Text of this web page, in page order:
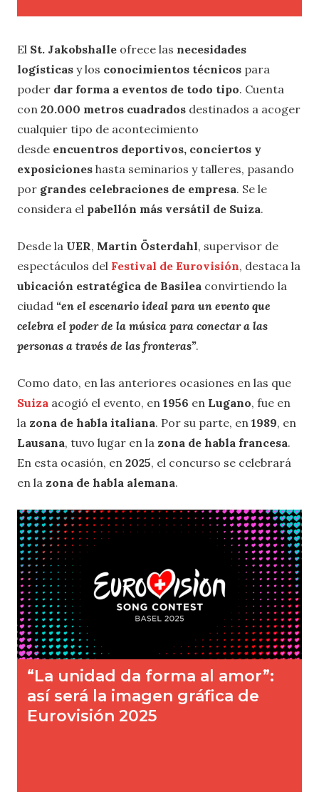
El St. Jakobshalle ofrece las necesidades
logísticas y los conocimientos técnicos para
poder dar forma a eventos de todo tipo. Cuenta
con 20.000 metros cuadrados destinados a acoger
cualquier tipo de acontecimiento
desde encuentros deportivos, conciertos y
exposiciones hasta seminarios y talleres, pasando
por grandes celebraciones de empresa. Se le
considera el pabellón más versátil de Suiza.
Desde la UER, Martin Österdahl, supervisor de
espectáculos del Festival de Eurovisión, destaca la
ubicación estratégica de Basilea convirtiendo la
ciudad “en el escenario ideal para un evento que
celebra el poder de la música para conectar a las
personas a través de las fronteras”.
Como dato, en las anteriores ocasiones en las que
Suiza acogió el evento, en 1956 en Lugano, fue en
la zona de habla italiana. Por su parte, en 1989, en
Lausana, tuvo lugar en la zona de habla francesa.
En esta ocasión, en 2025, el concurso se celebrará
en la zona de habla alemana.